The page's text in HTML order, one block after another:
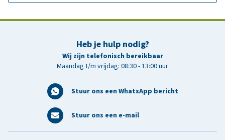
Heb je hulp nodig?
Wij zijn telefonisch bereikbaar
Maandag t/m vrijdag: 08:30 - 13:00 uur
Stuur ons een WhatsApp bericht
Stuur ons een e-mail